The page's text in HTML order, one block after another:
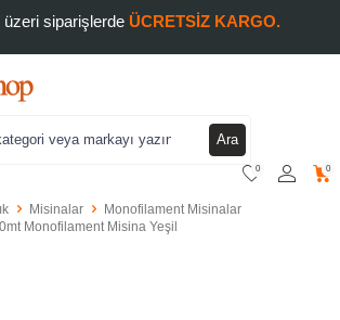
siparişlerde ÜCRETSİZ KARGO.
Ara
0 0
Misinalar
Monofilament Misinalar
Monofilament Misina Yeşil